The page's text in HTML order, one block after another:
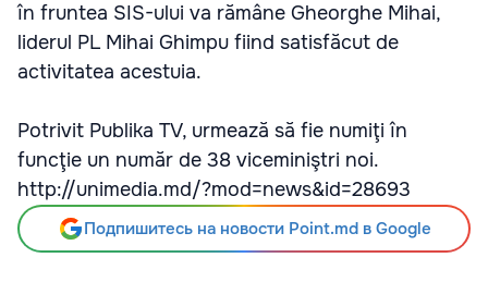
în fruntea SIS-ului va rămâne Gheorghe Mihai,
liderul PL Mihai Ghimpu fiind satisfăcut de
activitatea acestuia.
Potrivit Publika TV, urmează să fie numiţi în
funcţie un număr de 38 viceminiştri noi.
http://unimedia.md/?mod=news&id=28693
Подпишитесь на новости Point.md в Google